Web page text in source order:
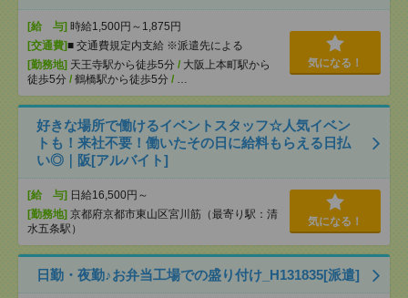
[給 与] 時給1,500円～1,875円
[交通費]■ 交通費規定内支給 ※派遣先による
[勤務地] 天王寺駅から徒歩5分 / 大阪上本町駅から
徒歩5分 / 鶴橋駅から徒歩5分 / …
気になる！
好きな場所で働けるイベントスタッフ☆人気イベン
トも！来社不要！働いたその日に給料もらえる日払
い◎｜阪[アルバイト]
[給 与] 日給16,500円～
[勤務地] 京都府京都市東山区宮川筋（最寄り駅：清
水五条駅）
気になる！
日勤・夜勤♪お弁当工場での盛り付け_H131835[派遣]